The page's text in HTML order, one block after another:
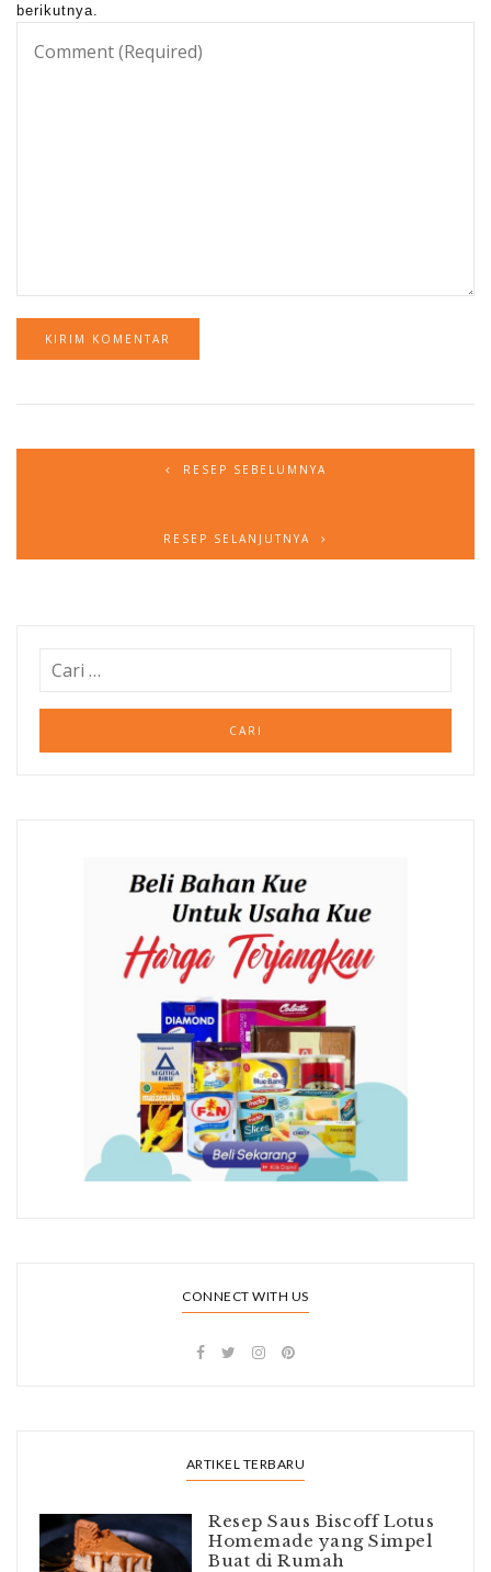
berikutnya.
RESEP SEBELUMNYA
RESEP SELANJUTNYA
CONNECT WITH US
ARTIKEL TERBARU
Resep Saus Biscoff Lotus
Homemade yang Simpel
Buat di Rumah